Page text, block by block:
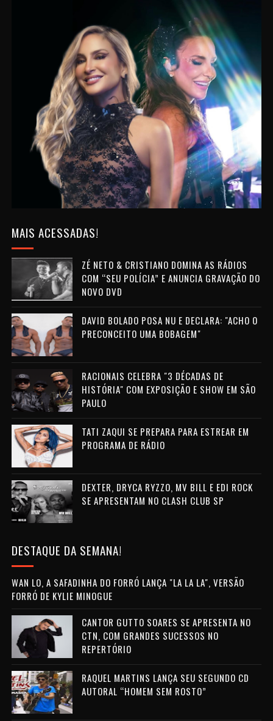
MAIS ACESSADAS!
ZÉ NETO & CRISTIANO DOMINA AS RÁDIOS
COM “SEU POLÍCIA” E ANUNCIA GRAVAÇÃO DO
NOVO DVD
DAVID BOLADO POSA NU E DECLARA: "ACHO O
PRECONCEITO UMA BOBAGEM"
RACIONAIS CELEBRA "3 DÉCADAS DE
HISTÓRIA" COM EXPOSIÇÃO E SHOW EM SÃO
PAULO
TATI ZAQUI SE PREPARA PARA ESTREAR EM
PROGRAMA DE RÁDIO
DEXTER, DRYCA RYZZO, MV BILL E EDI ROCK
SE APRESENTAM NO CLASH CLUB SP
DESTAQUE DA SEMANA!
WAN LO, A SAFADINHA DO FORRÓ LANÇA "LA LA LA", VERSÃO
FORRÓ DE KYLIE MINOGUE
CANTOR GUTTO SOARES SE APRESENTA NO
CTN, COM GRANDES SUCESSOS NO
REPERTÓRIO
RAQUEL MARTINS LANÇA SEU SEGUNDO CD
AUTORAL “HOMEM SEM ROSTO”